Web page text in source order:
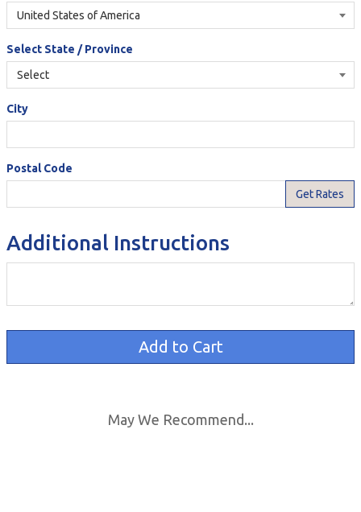
Select State / Province
City
Postal Code
Additional Instructions
May We Recommend...